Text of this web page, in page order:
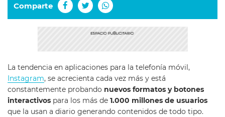
Comparte
La tendencia en aplicaciones para la telefonía móvil,
Instagram, se acrecienta cada vez más y está
constantemente probando nuevos formatos y botones
interactivos para los más de 1.000 millones de usuarios
que la usan a diario generando contenidos de todo tipo.